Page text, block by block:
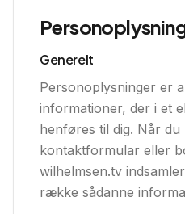
Generelt
Personoplysninger er
informationer, der i et
henføres til dig. Når
kontaktformular eller
wilhelmsen.tv
række sådanne